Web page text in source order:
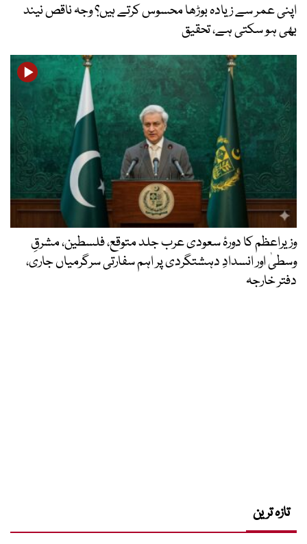
اپنی عمر سے زیادہ بوڑھا محسوس کرتے ہیں؟ وجہ ناقص نیند
بھی ہو سکتی ہے، تحقیق
وزیراعظم کا دورۂ سعودی عرب جلد متوقع، فلسطین، مشرقِ
وسطیٰ اور انسدادِ دہشتگردی پر اہم سفارتی سرگرمیاں جاری،
دفتر خارجہ
تازہ ترین